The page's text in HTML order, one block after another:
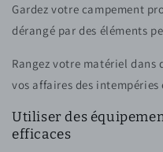
Gardez votre campement
dérangé par des éléments
Rangez votre matériel dans
vos affaires des intempéries
Utiliser des
efficaces